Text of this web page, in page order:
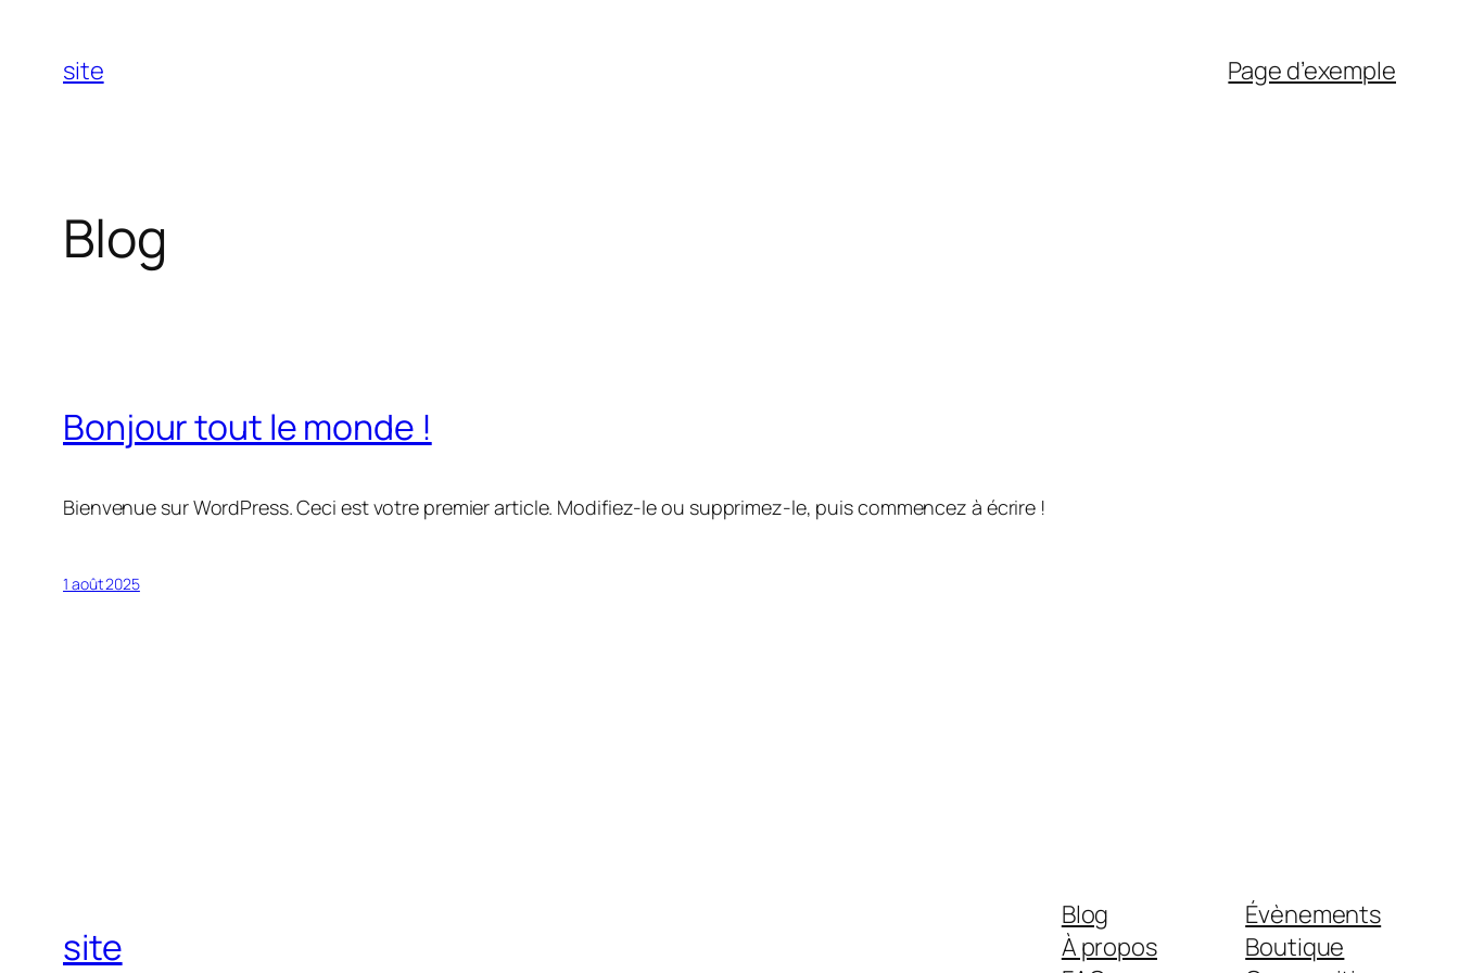
contenu
site Page d’exemple
Blog
Bonjour tout le monde !
Bienvenue sur WordPress. Ceci est votre premier article. Modifiez-le ou supprimez-le, puis commencez à écrire !
1 août 2025
site
Blog
À propos
Évènements
Boutique